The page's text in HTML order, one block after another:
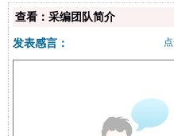
查看：采编团队简介
发表感言：